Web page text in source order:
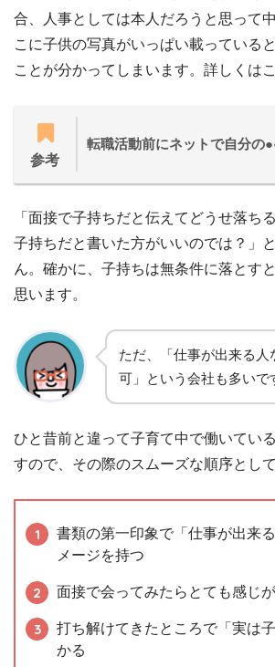
合、人事としては本人だろうと思って
こに子供の写真がいっぱい載っている
ことが分かってしまいます。詳しくは
参考
転職活動前にネットで自分の
「面接で子持ちだと伝えてどうせ落ち
子持ちだと書いた方がいいのでは？」
ん。確かに、子持ちは無条件に落とす
思います。
ただ、「仕事が出来る人
可」という会社も多いで
ひと昔前と違って子育て中で働いてい
すので、その際のスムーズな順序とし
書類の第一印象で「仕事が出来
メージを持つ
面接で会ってみたらとても感じ
打ち解けてきたところで「実は
かる